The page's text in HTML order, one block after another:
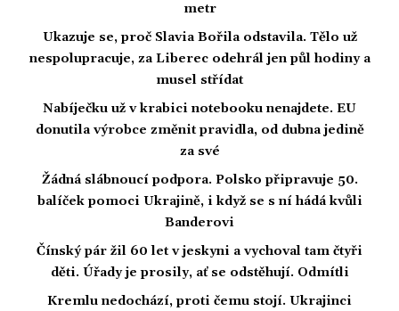
metr
Ukazuje se, proč Slavia Bořila odstavila. Tělo už
nespolupracuje, za Liberec odehrál jen půl hodiny a
musel střídat
Nabíječku už v krabici notebooku nenajdete. EU
donutila výrobce změnit pravidla, od dubna jedině
za své
Žádná slábnoucí podpora. Polsko připravuje 50.
balíček pomoci Ukrajině, i když se s ní hádá kvůli
Banderovi
Čínský pár žil 60 let v jeskyni a vychoval tam čtyři
děti. Úřady je prosily, ať se odstěhují. Odmítli
Kremlu nedochází, proti čemu stojí. Ukrajinci